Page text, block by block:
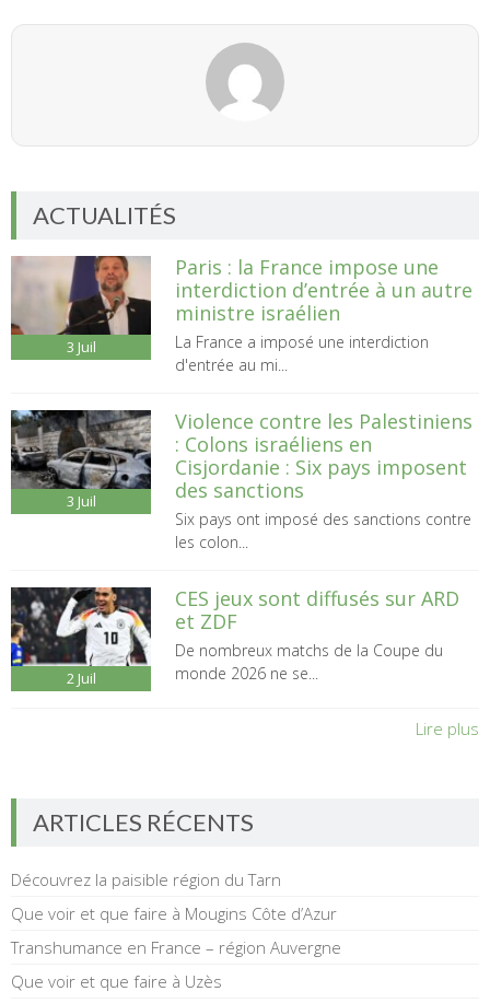
ACTUALITÉS
3 Juil
Paris : la France impose une
interdiction d’entrée à un autre
ministre israélien
La France a imposé une interdiction
d'entrée au mi...
3 Juil
Violence contre les Palestiniens
: Colons israéliens en
Cisjordanie : Six pays imposent
des sanctions
Six pays ont imposé des sanctions contre
les colon...
2 Juil
CES jeux sont diffusés sur ARD
et ZDF
De nombreux matchs de la Coupe du
monde 2026 ne se...
Lire plus
ARTICLES RÉCENTS
Découvrez la paisible région du Tarn
Que voir et que faire à Mougins Côte d’Azur
Transhumance en France – région Auvergne
Que voir et que faire à Uzès